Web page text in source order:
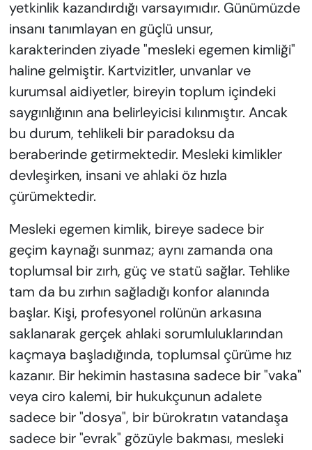
yetkinlik kazandırdığı varsayımıdır. Günümüzde
insanı tanımlayan en güçlü unsur,
karakterinden ziyade "mesleki egemen kimliği"
haline gelmiştir. Kartvizitler, unvanlar ve
kurumsal aidiyetler, bireyin toplum içindeki
saygınlığının ana belirleyicisi kılınmıştır. Ancak
bu durum, tehlikeli bir paradoksu da
beraberinde getirmektedir. Mesleki kimlikler
devleşirken, insani ve ahlaki öz hızla
çürümektedir.
Mesleki egemen kimlik, bireye sadece bir
geçim kaynağı sunmaz; aynı zamanda ona
toplumsal bir zırh, güç ve statü sağlar. Tehlike
tam da bu zırhın sağladığı konfor alanında
başlar. Kişi, profesyonel rolünün arkasına
saklanarak gerçek ahlaki sorumluluklarından
kaçmaya başladığında, toplumsal çürüme hız
kazanır. Bir hekimin hastasına sadece bir "vaka"
veya ciro kalemi, bir hukukçunun adalete
sadece bir "dosya", bir bürokratın vatandaşa
sadece bir "evrak" gözüyle bakması, mesleki